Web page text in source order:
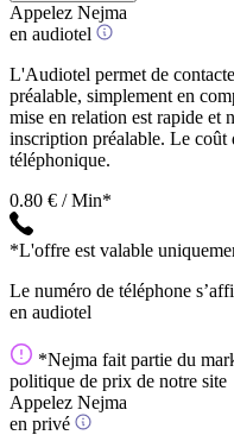
Appelez Nejma
en audiotel
L'Audiotel permet de
préalable, simplement en
mise en relation est rapide et
inscription préalable. Le coût
téléphonique.
0.80 € / Min*
*L'offre est valable
Le numéro de téléphone
en audiotel
*Nejma fait partie du
politique de prix de notre site
Appelez Nejma
en privé